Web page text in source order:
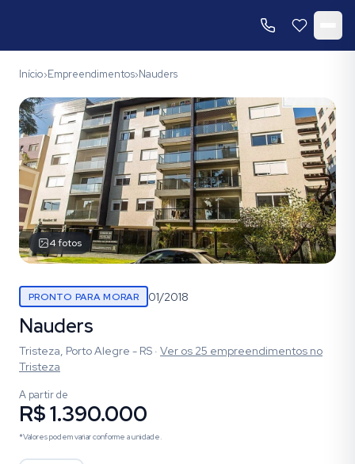
Início›Empreendimentos›Nauders
4fotos
PRONTO PARA MORAR 01/2018
Nauders
Tristeza, Porto Alegre - RS · Ver os 25 empreendimentos no
Tristeza
A partir de
R$ 1.390.000
*Valores podem variar conforme a unidade.